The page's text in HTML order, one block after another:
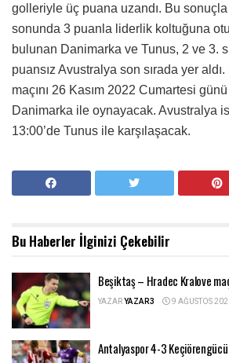
golleriyle üç puana uzandı. Bu
sonunda 3 puanla liderlik koltuğuna
bulunan Danimarka ve Tunus, 2 ve 3.
puansız Avustralya son sırada yer
maçını 26 Kasım 2022 Cumartesi
Danimarka ile oynayacak. Avustralya
13:00’de Tunus ile karşılaşacak.
Bu Haberler İlginizi Çekebilir
Beşiktaş – Hradec Kralove
YAZARYAZAR3 9 AĞUSTOS
Antalyaspor 4-3 Keçiörengücü